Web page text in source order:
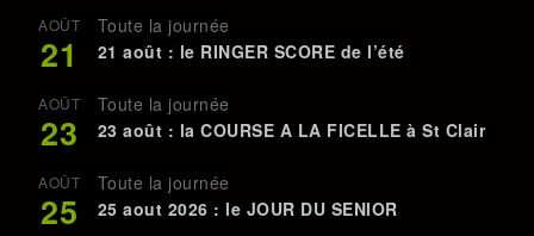
AOÛT
21
Toute la journée
21 août : le RINGER SCORE de l’été
AOÛT
23
Toute la journée
23 août : la COURSE A LA FICELLE à St Clair
AOÛT
25
Toute la journée
25 aout 2026 : le JOUR DU SENIOR